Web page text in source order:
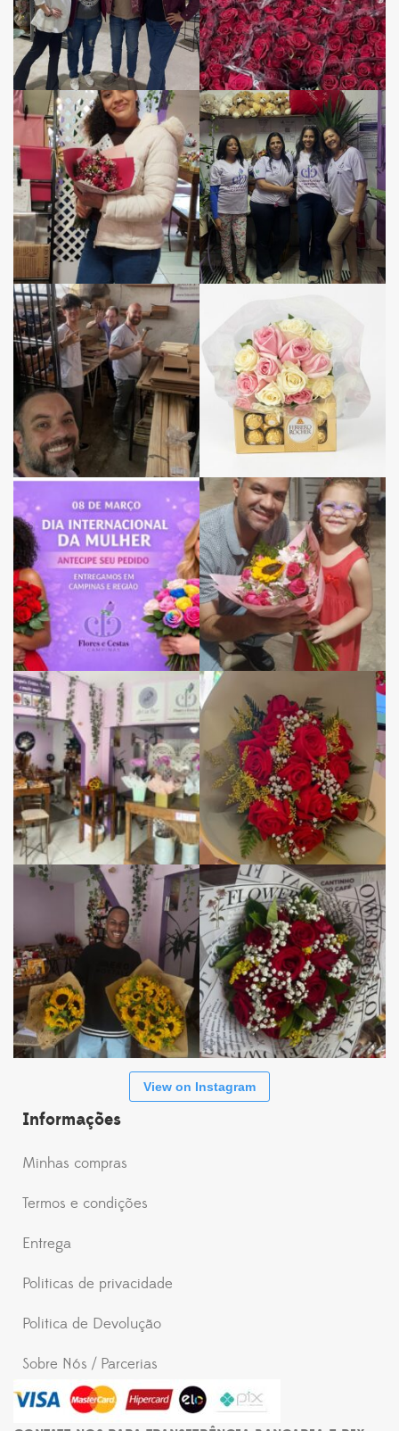
View on Instagram
Informações
Minhas compras
Termos e condições
Entrega
Politicas de privacidade
Politica de Devolução
Sobre Nós / Parcerias